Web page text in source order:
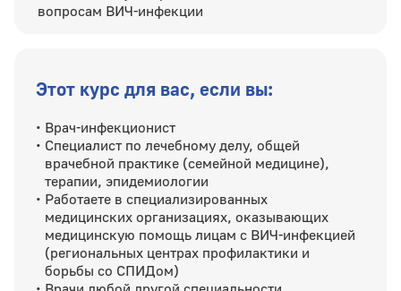
вопросам ВИЧ-инфекции
Этот курс для вас, если вы:
Врач-инфекционист
Специалист по лечебному делу, общей
врачебной практике (семейной медицине),
терапии, эпидемиологии
Работаете в специализированных
медицинских организациях, оказывающих
медицинскую помощь лицам с ВИЧ-инфекцией
(региональных центрах профилактики и
борьбы со СПИДом)